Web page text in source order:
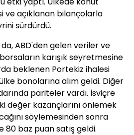
ve açıklanan bilançolarla
sürdürdü.
ABD'den gelen veriler ve
karışık seyretmesine
beklenen Portekiz ihalesi
bonolarına alım geldi. Diğer
pariteler vardı. İsviçre
değer kazançlarını önlemek
söylemesinden sonra
baz puan satış geldi.